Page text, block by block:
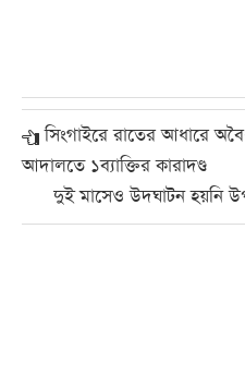
সিংগাইরে রাতের আধারে
আদালতে ১ব্যাক্তির কারাদণ্ড
দুই মাসেও উদঘাটন হয়নি